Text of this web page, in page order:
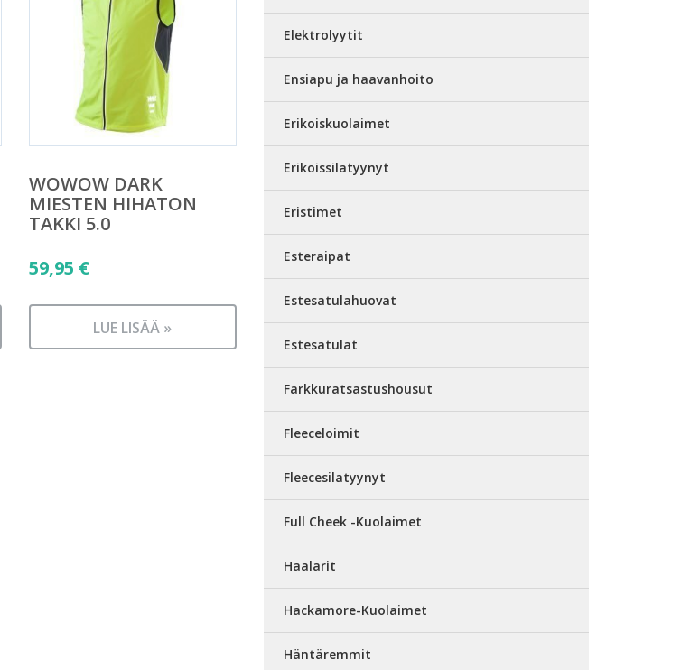
WOWOW DARK
MIESTEN HIHATON
TAKKI 5.0
59,95 €
LUE LISÄÄ »
Elektrolyytit
Ensiapu ja haavanhoito
Erikoiskuolaimet
Erikoissilatyynyt
Eristimet
Esteraipat
Estesatulahuovat
Estesatulat
Farkkuratsastushousut
Fleeceloimit
Fleecesilatyynyt
Full Cheek -Kuolaimet
Haalarit
Hackamore-Kuolaimet
Häntäremmit